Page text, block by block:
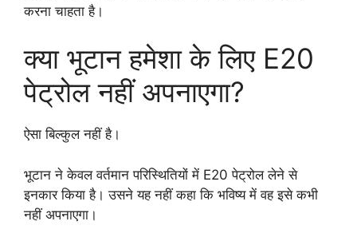
करना चाहता है।
क्या भूटान हमेशा के लिए E20
पेट्रोल नहीं अपनाएगा?
ऐसा बिल्कुल नहीं है।
भूटान ने केवल वर्तमान परिस्थितियों में E20 पेट्रोल लेने से
इनकार किया है। उसने यह नहीं कहा कि भविष्य में वह इसे कभी
नहीं अपनाएगा।